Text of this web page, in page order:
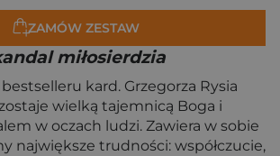
ZAMÓW ZESTAW
miłosierdzia
kard. Grzegorza Rysia
wielką tajemnicą Boga i
w oczach ludzi. Zawiera w sobie
największe trudności: współczucie,